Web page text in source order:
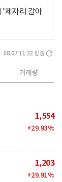
제자리 갈아
08.07 11:22 장중
거래량
1,554
+29.93%
1,203
+29.91%